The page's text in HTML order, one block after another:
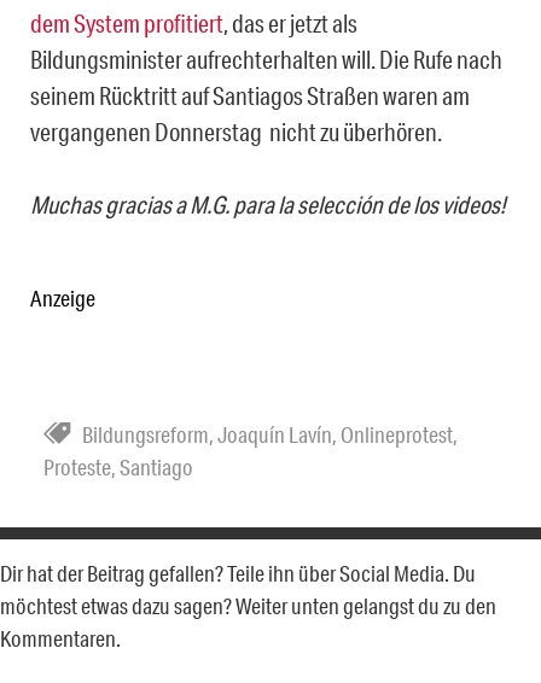
dem System profitiert, das er jetzt als
Bildungsminister aufrechterhalten will. Die Rufe nach
seinem Rücktritt auf Santiagos Straßen waren am
vergangenen Donnerstag nicht zu überhören.
Muchas gracias a M.G. para la selección de los videos!
Anzeige
Bildungsreform,Joaquín Lavín, Onlineprotest,
Proteste,Santiago
Dir hat der Beitrag gefallen? Teile ihn über Social Media. Du
möchtest etwas dazu sagen? Weiter unten gelangst du zu den
Kommentaren.